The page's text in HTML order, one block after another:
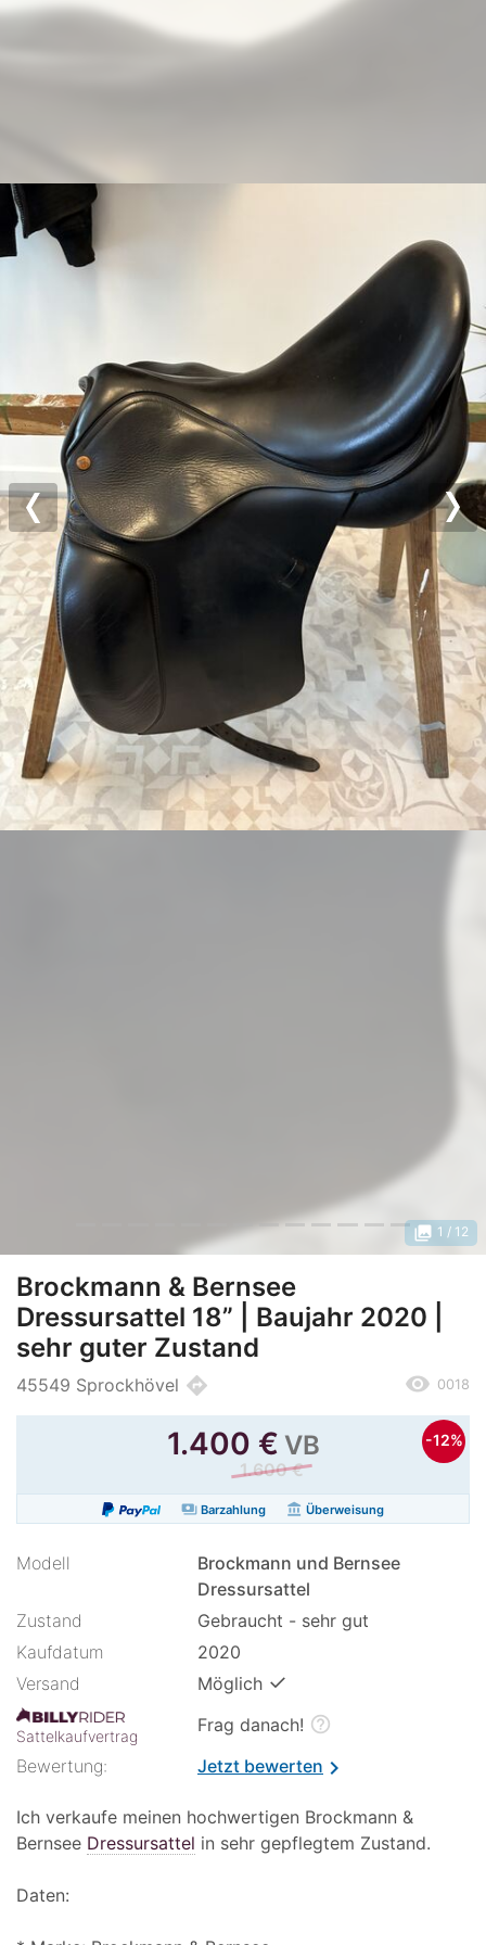
Previous
photo_library 1 / 12
Brockmann & Bernsee
Dressursattel 18” | Baujahr 2020 |
sehr guter Zustand
45549 Sprockhövel directions remove_red_eye 0018
1.400 € VB
1.600 €
-12%
paymentsBarzahlung account_balance Überweisung
Modell
Brockmann und Bernsee
Dressursattel
Zustand
Gebraucht - sehr gut
Kaufdatum
2020
Versand
Möglich ✓
Sattelkaufvertrag
Frag danach! help_outline
Bewertung: Jetzt bewertenchevron_right
Ich verkaufe meinen hochwertigen Brockmann &
Bernsee Dressursattel in sehr gepflegtem Zustand.
Daten: